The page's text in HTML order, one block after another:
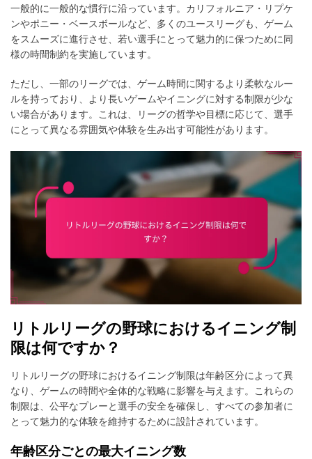
一般的に一般的な慣行に沿っています。カリフォルニア・リプケ
ンやポニー・ベースボールなど、多くのユースリーグも、ゲーム
をスムーズに進行させ、若い選手にとって魅力的に保つために同
様の時間制約を実施しています。
ただし、一部のリーグでは、ゲーム時間に関するより柔軟なルー
ルを持っており、より長いゲームやイニングに対する制限が少な
い場合があります。これは、リーグの哲学や目標に応じて、選手
にとって異なる雰囲気や体験を生み出す可能性があります。
リトルリーグの野球におけるイニング制
限は何ですか？
リトルリーグの野球におけるイニング制限は年齢区分によって異
なり、ゲームの時間や全体的な戦略に影響を与えます。これらの
制限は、公平なプレーと選手の安全を確保し、すべての参加者に
とって魅力的な体験を維持するために設計されています。
年齢区分ごとの最大イニング数